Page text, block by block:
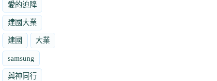
愛的迫降
建國大業
建國 大業
samsung
與神同行